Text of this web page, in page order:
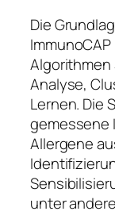
Die
Analyse,
Lernen. Die
gemessene
Allergene
unter